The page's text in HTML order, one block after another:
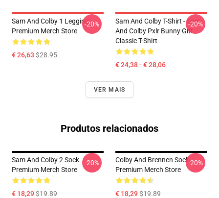
Sam And Colby 1 Legging
Premium Merch Store
€ 26,63 $28.95
-20%
Sam And Colby T-Shirt - Sam
And Colby Pxlr Bunny Gift
Classic T-Shirt
€ 24,38 - € 28,06
-20%
VER MAIS
Produtos relacionados
Sam And Colby 2 Sock
Premium Merch Store
€ 18,29$19.89
-20%
Colby And Brennen Sock
Premium Merch Store
€ 18,29$19.89
-20%